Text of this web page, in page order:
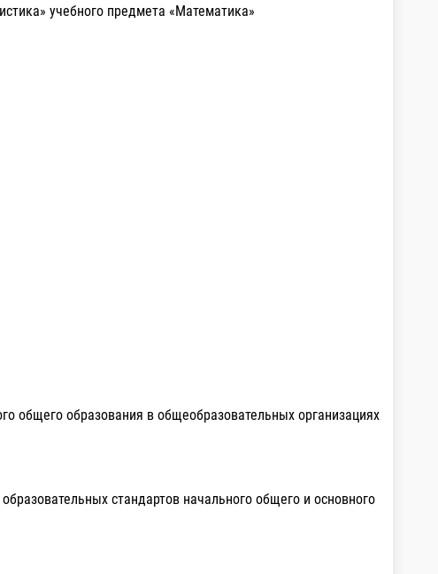
учебного предмета «Математика»
общего образования в общеобразовательных организациях
стандартов начального общего и основного